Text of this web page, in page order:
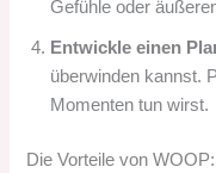
Gefühle oder
Entwickle einen
überwinden kannst.
Momenten tun wirst.
Die Vorteile von